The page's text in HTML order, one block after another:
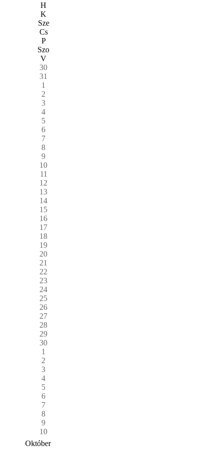
H
K
Sze
Cs
P
Szo
V
30
31
1
2
3
4
5
6
7
8
9
10
11
12
13
14
15
16
17
18
19
20
21
22
23
24
25
26
27
28
29
30
1
2
3
4
5
6
7
8
9
10
Október